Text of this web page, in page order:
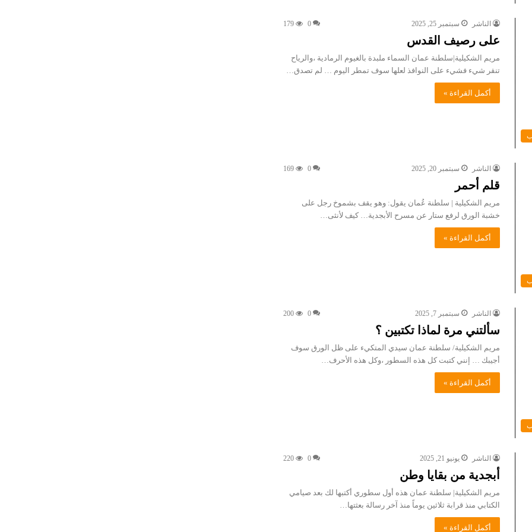
الناشر سبتمبر 25, 2025 0
179
على رصيف القدس
مريم الشكيلية|سلطنة عمان السماء ملبدة بالغيوم الرمادية ،والرياح
تنقر شيء فشيء على النوافذ لعلها سوف تمطر اليوم … لم تصدق…
أكمل القراءة »
الناشر سبتمبر 20, 2025 0
169
قلم أحمر
مريم الشكيلية | سلطنة عُمان يقول: وهو يقف بشموخ رجل على
خشبة الورق لرفع ستار عن مسرح الأبجدية… كيف لأنثى…
أكمل القراءة »
الناشر سبتمبر 7, 2025 0
200
سألتني مرة لماذا تكتبين ؟
مريم الشكيلية/ سلطنة عمان سيدي المتكيء على ظل الورق سوف
أجيبك … إنني كتبت كل هذه السطور ،وكل هذه الأحرف…
أكمل القراءة »
الناشر يونيو 21, 2025 0
220
أبجدية من بقايا وطن
مريم الشكيلية| سلطنة عمان هذه أول سطوري أكتبها لك بعد صيامي
الكتابي منذ قرابة ثلاثين يوماً منذ آخر رسالة بعثتها…
أكمل القراءة »